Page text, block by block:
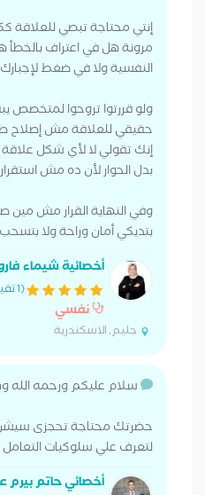
إنتي محتاجة تبصي
مرونة هل في اعتراف
النفسية ولا في ضغط
ولو قررتوا تروحوا لمتخصص
حقيقي للعلاقة مش إصلاح
إنك تقولي لا لأي شكل
بدل الحوار لأن ده مش
وفي النهاية القرار مش مين
بتديكي أمان وراحة ولا
أخصائية شيماء
(1 تقييم)
نفسي
جليم, الاسكندرية
سلام عليكم ورحمه الله
حضرتك محتاجة تحجزى
لتعرف علي سلوكيات التعامل
أخصائي حاتم بيرم